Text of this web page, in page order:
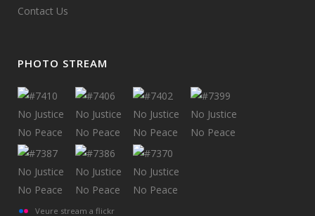
Contact Us
PHOTO STREAM
Veure stream a flickr